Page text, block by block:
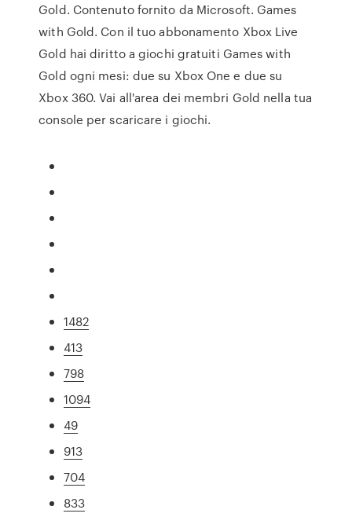
Gold. Contenuto fornito da Microsoft. Games
with Gold. Con il tuo abbonamento Xbox Live
Gold hai diritto a giochi gratuiti Games with
Gold ogni mesi: due su Xbox One e due su
Xbox 360. Vai all'area dei membri Gold nella tua
console per scaricare i giochi.
1482
413
798
1094
49
913
704
833